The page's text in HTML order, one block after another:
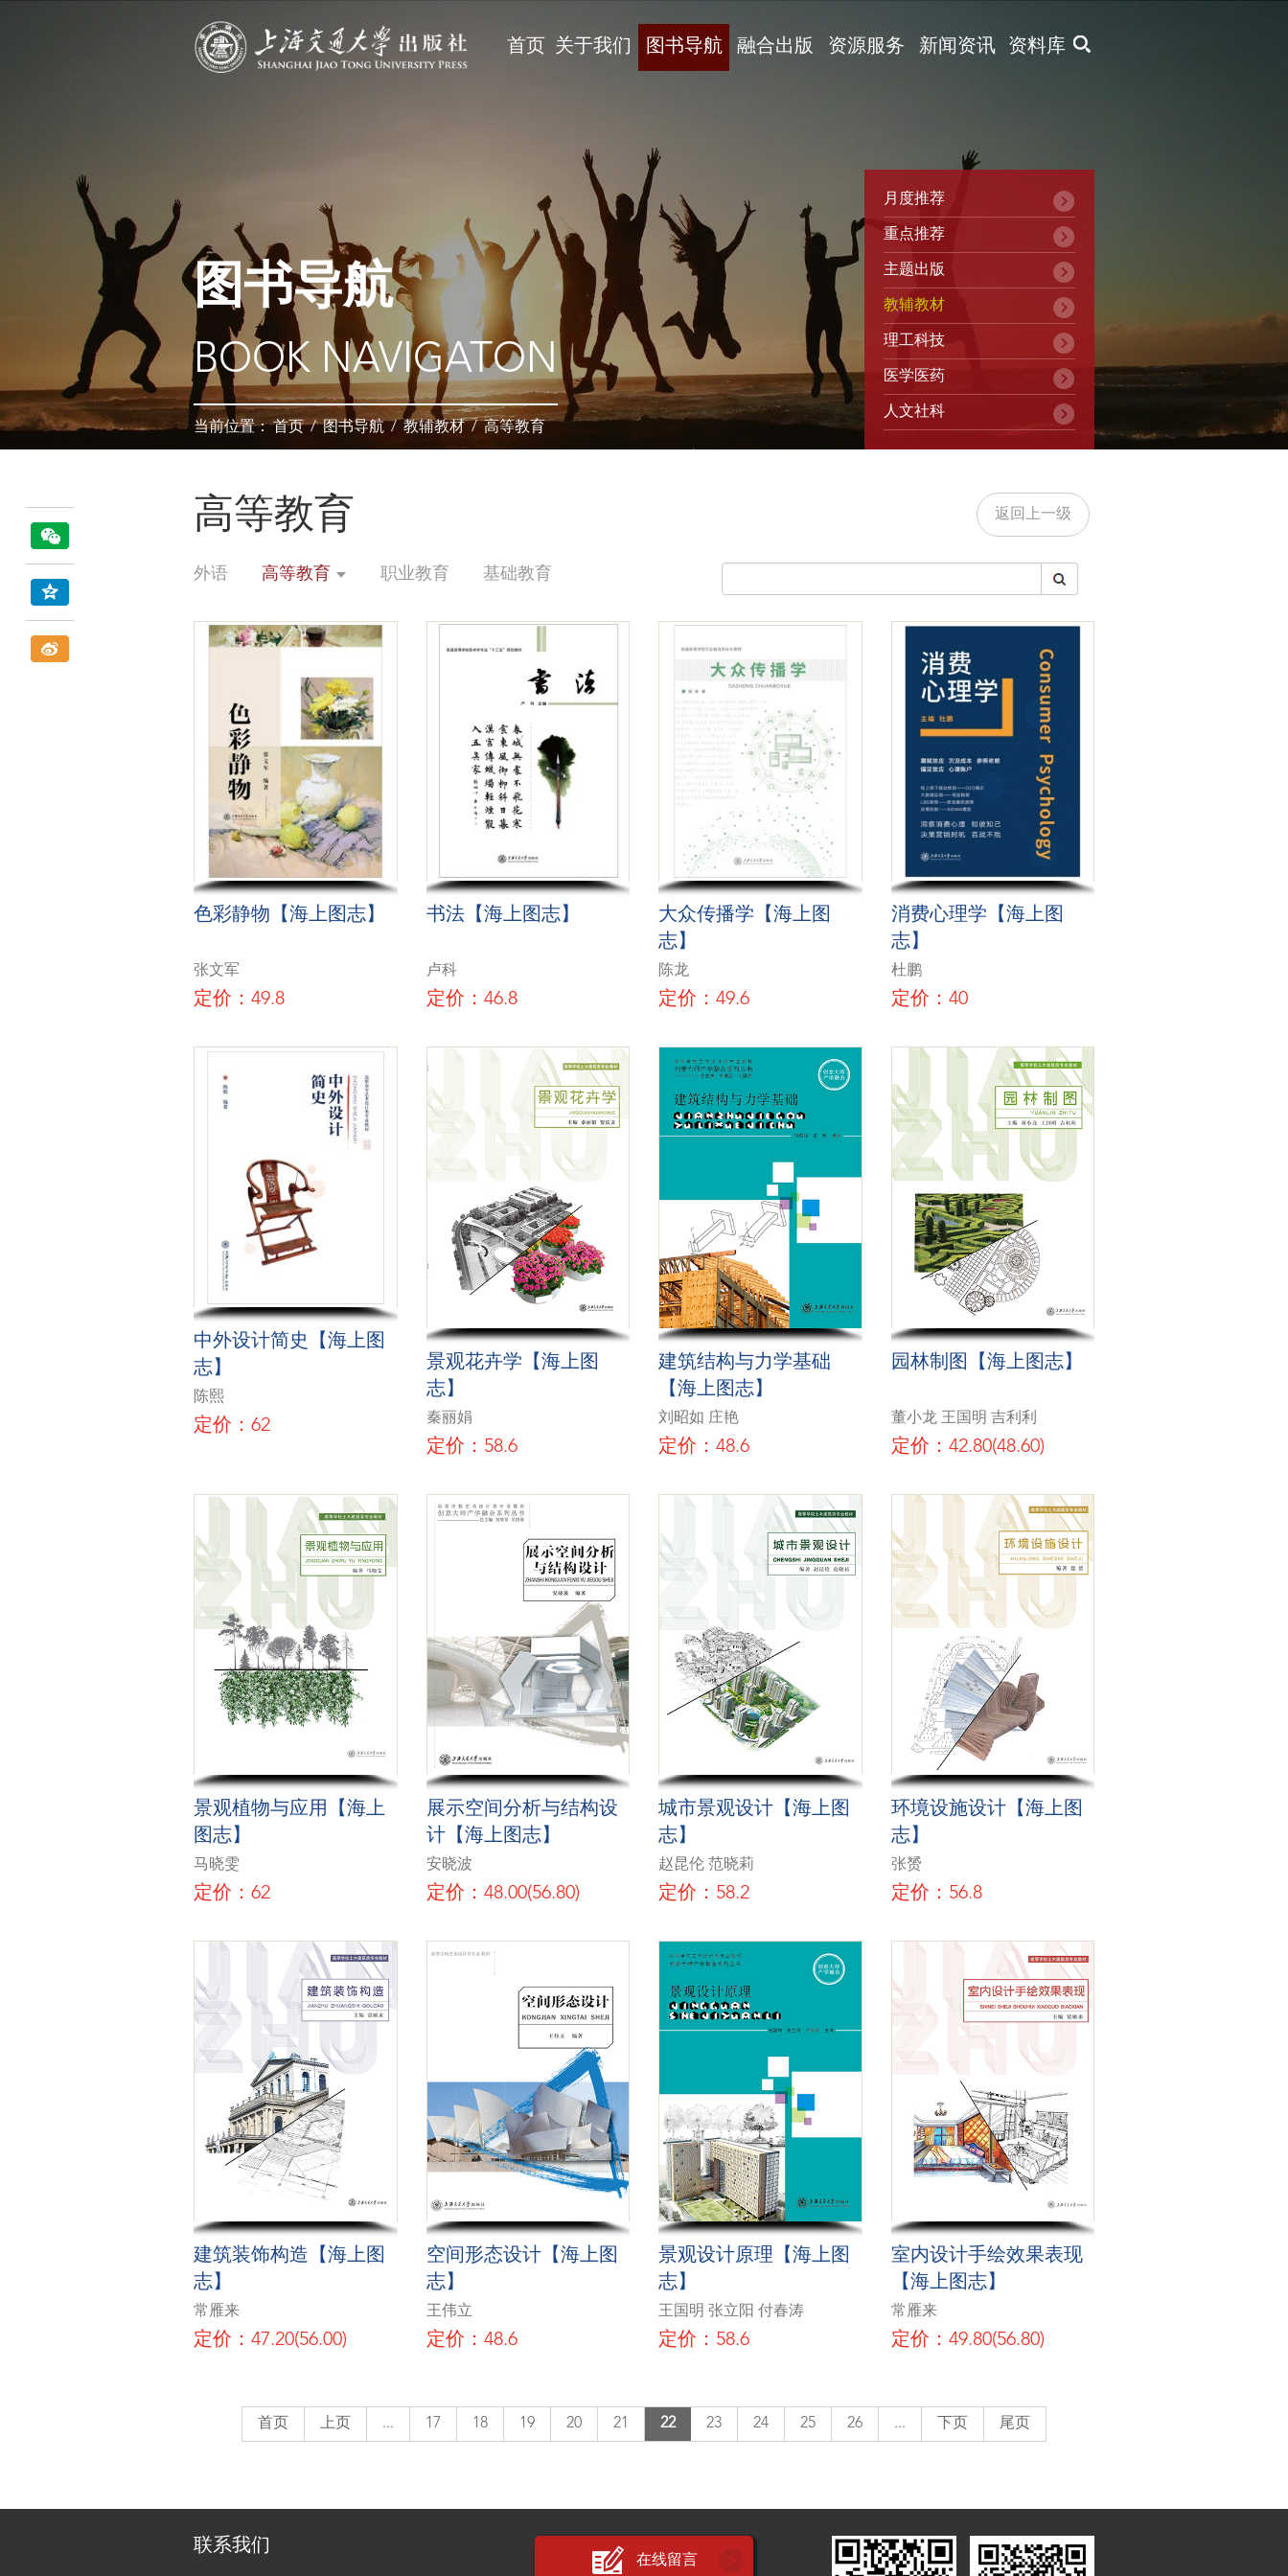
X
首页 关于我们 图书导航 融合出版 资源服务 新闻资讯 资料库
图书导航
BOOK NAVIGATON
当前位置：首页/图书导航 / 教辅教材 / 高等教育
月度推荐
重点推荐
主题出版
教辅教材
理工科技
医学医药
人文社科
高等教育 返回上一级
外语 高等教育 职业教育 基础教育
色彩静物【海上图志】
张文军
定价：49.8
书法【海上图志】
卢科
定价：46.8
大众传播学【海上图
志】
陈龙
定价：49.6
消费心理学【海上图
志】
杜鹏
定价：40
中外设计简史【海上图
志】
陈熙
定价：62
景观花卉学【海上图
志】
秦丽娟
定价：58.6
建筑结构与力学基础
【海上图志】
刘昭如 庄艳
定价：48.6
园林制图【海上图志】
董小龙 王国明 吉利利
定价：42.80(48.60)
景观植物与应用【海上
图志】
马晓雯
定价：62
展示空间分析与结构设
计【海上图志】
安晓波
定价：48.00(56.80)
城市景观设计【海上图
志】
赵昆伦 范晓莉
定价：58.2
环境设施设计【海上图
志】
张赟
定价：56.8
建筑装饰构造【海上图
志】
常雁来
定价：47.20(56.00)
空间形态设计【海上图
志】
王伟立
定价：48.6
景观设计原理【海上图
志】
王国明 张立阳 付春涛
定价：58.6
室内设计手绘效果表现
【海上图志】
常雁来
定价：49.80(56.80)
首页 上页 ... 17 18 19 20 21 22 23 24 25 26 ... 下页 尾页
联系我们
在线留言